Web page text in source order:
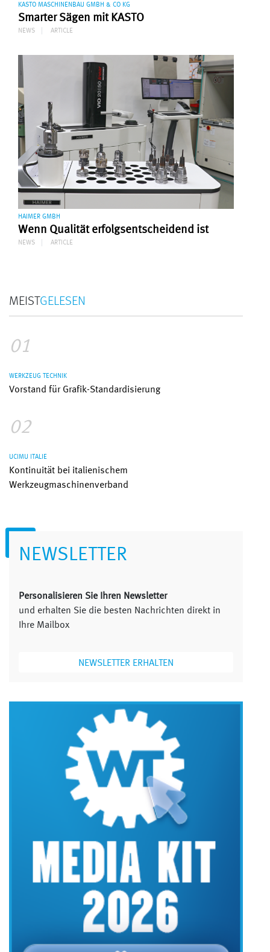
KASTO MASCHINENBAU GMBH & CO KG
Smarter Sägen mit KASTO
NEWS ARTICLE
HAIMER GMBH
Wenn Qualität erfolgsentscheidend ist
NEWS ARTICLE
MEISTGELESEN
01
WERKZEUG TECHNIK
Vorstand für Grafik-Standardisierung
02
UCIMU ITALIE
Kontinuität bei italienischem
Werkzeugmaschinenverband
NEWSLETTER
Personalisieren Sie Ihren Newsletter
und erhalten Sie die besten Nachrichten direkt in
Ihre Mailbox
NEWSLETTER ERHALTEN